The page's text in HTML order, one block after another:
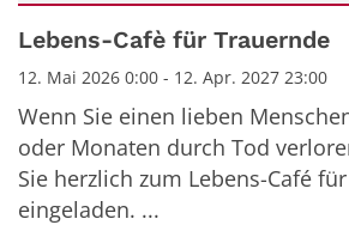
Datum: 12. Mai 2026
Lebens-Cafè für Trauernde
12. Mai 2026 0:00 - 12. Apr. 2027 23:00
Wenn Sie einen lieben
oder Monaten durch Tod
Sie herzlich zum Lebens-Café
eingeladen. ...